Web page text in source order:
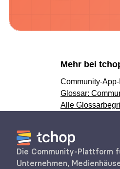
Mehr bei
Community-
Glossar:
Alle
Die Community-Plattform
Unternehmen,